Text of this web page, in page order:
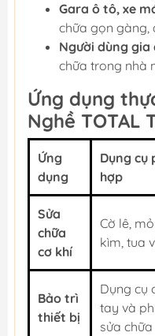
Gara ô tô, xe
chữa gọn gàng,
Người dùng gia
chữa trong nhà
Ứng dụng
Nghề TOTAL
Ứng
dụng
Dụng cụ
hợp
Sửa
chữa
cơ khí
Cờ lê,
kìm, tua
Bảo trì
thiết bị
Dụng cụ
tay và
sửa chữa